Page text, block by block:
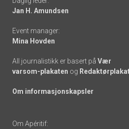
links
Jan H. Amundsen
Event manager:
Mina Hovden
All journalistikk er basert på Vær
varsom-plakaten og
Om informasjonskapsler
Om Apéritif: